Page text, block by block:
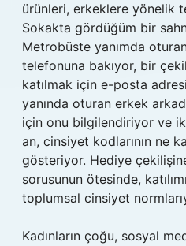
ürünleri, erkeklere yönelik
Sokakta gördüğüm bir
Metrobüste yanımda
telefonuna bakıyor, bir
katılmak için e-posta
yanında oturan erkek
için onu bilgilendiriyor ve
an, cinsiyet kodlarının ne
gösteriyor. Hediye
sorusunun ötesinde,
toplumsal cinsiyet
Kadınların çoğu, sosyal